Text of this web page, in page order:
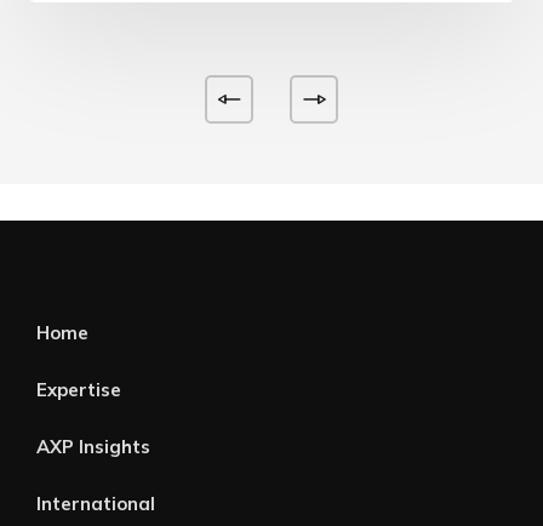
Home
Expertise
AXP Insights
International